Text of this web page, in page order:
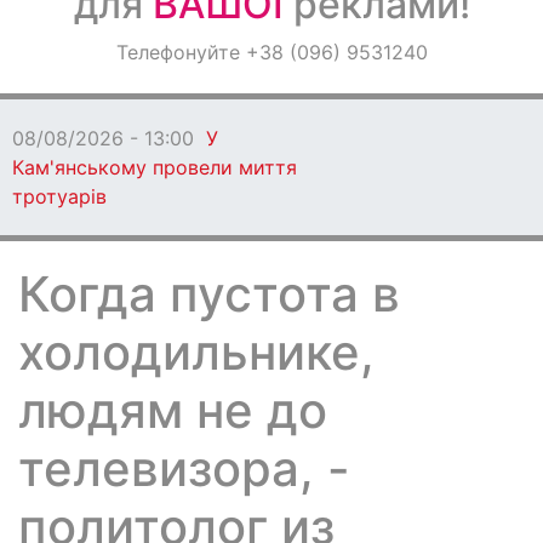
ОголошенняТелефонуйте +38 (096) 9531240
08/08/2026 - 13:00 У
Кам'янському провели миття
тротуарів
Когда пустота в
холодильнике,
людям не до
телевизора, -
политолог из